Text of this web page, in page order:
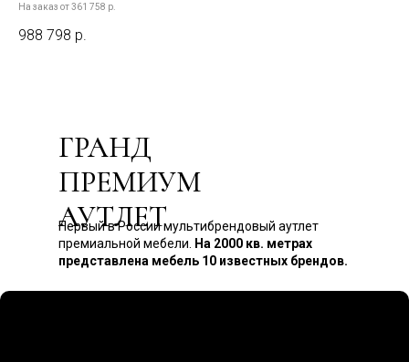
На заказ от 361 758 р.
988 798 р.
ГРАНД
ПРЕМИУМ
АУТЛЕТ
Первый в России мультибрендовый аутлет
премиальной мебели. На 2000 кв. метрах
представлена мебель 10 известных брендов.